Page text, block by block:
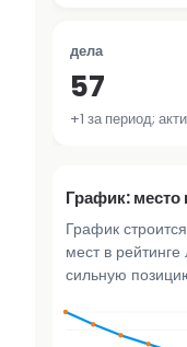
дела
57
+1 за период;
График: место
График
мест в
сильную